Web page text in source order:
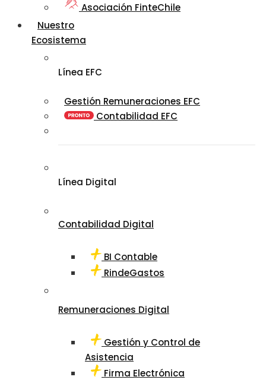
Asociación FinteChile
Nuestro
Ecosistema
Línea EFC
Gestión Remuneraciones EFC
Contabilidad EFC
Línea Digital
Contabilidad Digital
BI Contable
RindeGastos
Remuneraciones Digital
Gestión y Control de
Asistencia
Firma Electrónica